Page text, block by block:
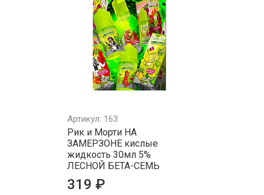
Артикул: 163
Рик и Морти НА
ЗАМЕРЗОНЕ кислые
жидкость 30мл 5%
ЛЕСНОЙ БЕТА-СЕМЬ
319 ₽